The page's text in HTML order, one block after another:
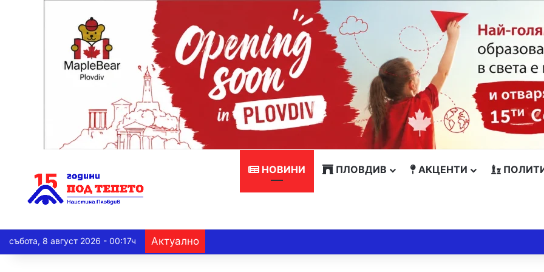
НОВИНИ ПЛОВДИВ АКЦЕНТИ
събота, 8 август 2026 - 00:17ч Актуално